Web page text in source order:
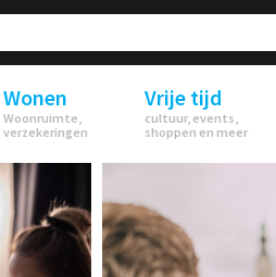
Wonen
Woonruimte,
verzekeringen
Vrije tijd
cultuur, events,
shoppen en meer